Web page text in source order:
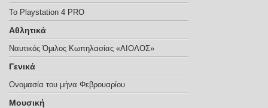
Το Playstation 4 PRO
Αθλητικά
Ναυτικός Όμιλος Κωπηλασίας «ΑΙΟΛΟΣ»
Γενικά
Ονομασία του μήνα Φεβρουαρίου
Μουσική